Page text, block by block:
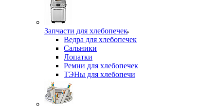
Запчасти для хлебопечек
Ведра для хлебопечек
Сальники
Лопатки
Ремни для хлебопечек
ТЭНы для хлебопечи